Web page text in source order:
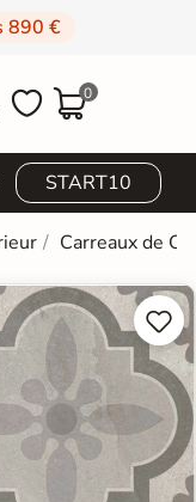
890 €
 0
START10
Carreaux de

